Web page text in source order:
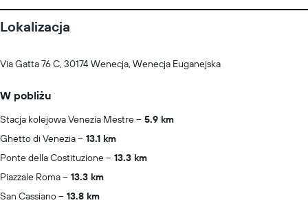
Lokalizacja
Via Gatta 76 C, 30174 Wenecja, Wenecja Euganejska
W pobliżu
Stacja kolejowa Venezia Mestre
5.9 km
Ghetto di Venezia
13.1 km
Ponte della Costituzione
13.3 km
Piazzale Roma
13.3 km
San Cassiano
13.8 km